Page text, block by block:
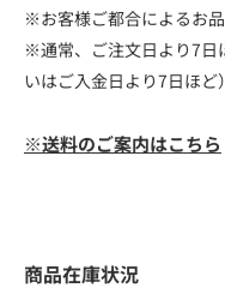
※お客様ご都合によるお
※通常、ご注文日より7日
いはご入金日より7日ほど）
※送料のご案内はこちら
商品在庫状況